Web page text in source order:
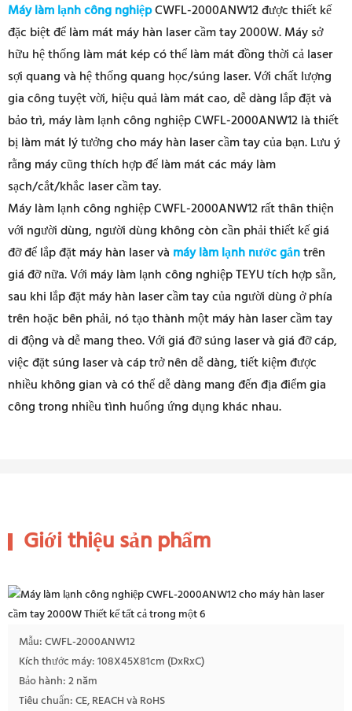
Máy làm lạnh công nghiệpCWFL-2000ANW12 được thiết kế
đặc biệt để làm mát máy hàn laser cầm tay 2000W. Máy sở
hữu hệ thống làm mát kép có thể làm mát đồng thời cả laser
sợi quang và hệ thống quang học/súng laser. Với chất lượng
gia công tuyệt vời, hiệu quả làm mát cao, dễ dàng lắp đặt và
bảo trì, máy làm lạnh công nghiệp CWFL-2000ANW12 là thiết
bị làm mát lý tưởng cho máy hàn laser cầm tay của bạn. Lưu ý
rằng máy cũng thích hợp để làm mát các máy làm
sạch/cắt/khắc laser cầm tay.
Máy làm lạnh công nghiệp CWFL-2000ANW12 rất thân thiện
với người dùng, người dùng không còn cần phải thiết kế giá
đỡ để lắp đặt máy hàn laser và máy làm lạnh nước gắntrên
giá đỡ nữa. Với máy làm lạnh công nghiệp TEYU tích hợp sẵn,
sau khi lắp đặt máy hàn laser cầm tay của người dùng ở phía
trên hoặc bên phải, nó tạo thành một máy hàn laser cầm tay
di động và dễ mang theo. Với giá đỡ súng laser và giá đỡ cáp,
việc đặt súng laser và cáp trở nên dễ dàng, tiết kiệm được
nhiều không gian và có thể dễ dàng mang đến địa điểm gia
công trong nhiều tình huống ứng dụng khác nhau.
Giới thiệu sản phẩm
Mẫu: CWFL-2000ANW12
Kích thước máy: 108X45X81cm (DxRxC)
Bảo hành: 2 năm
Tiêu chuẩn: CE, REACH và RoHS